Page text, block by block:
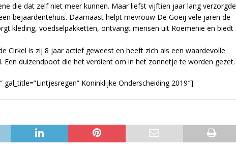
die dat zelf niet meer kunnen. Maar liefst vijftien jaar lang verzorgde
bejaardentehuis. Daarnaast helpt mevrouw De Goeij vele jaren de
kleding, voedselpakketten, ontvangt mensen uit Roemenië en biedt
Cirkel is zij 8 jaar actief geweest en heeft zich als een waardevolle
Een duizendpoot die het verdient om in het zonnetje te worden gezet.
gal_title=”Lintjesregen” Koninklijke Onderscheiding 2019″]